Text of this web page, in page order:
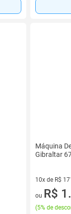
Máquina
Gibraltar
10x de R$
10 vez de
ou R$
(5% de